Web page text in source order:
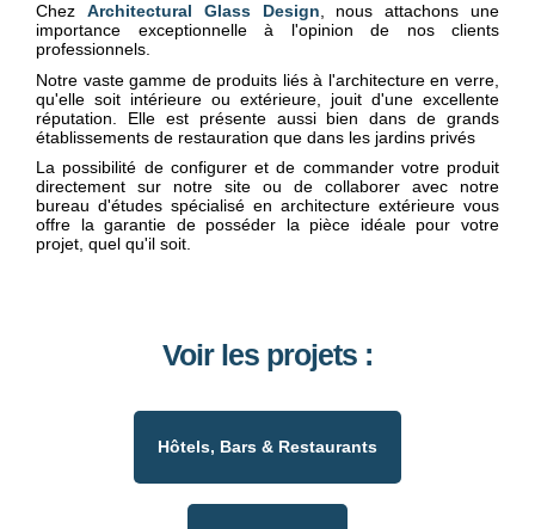
Chez Architectural Glass Design , nous attachons une
importance exceptionnelle à l'opinion de nos clients
professionnels.
Notre vaste gamme de produits liés à l'architecture en verre,
qu'elle soit intérieure ou extérieure, jouit d'une excellente
réputation. Elle est présente aussi bien dans de grands
établissements de restauration que dans les jardins privés
La possibilité de configurer et de commander votre produit
directement sur notre site ou de collaborer avec notre
bureau d'études spécialisé en architecture extérieure vous
offre la garantie de posséder la pièce idéale pour votre
projet, quel qu'il soit.
Voir les projets :
Hôtels, Bars & Restaurants